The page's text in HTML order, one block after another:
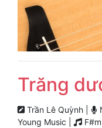
Trăng
Trần Lê Quỳnh |
Young Music |
F#m